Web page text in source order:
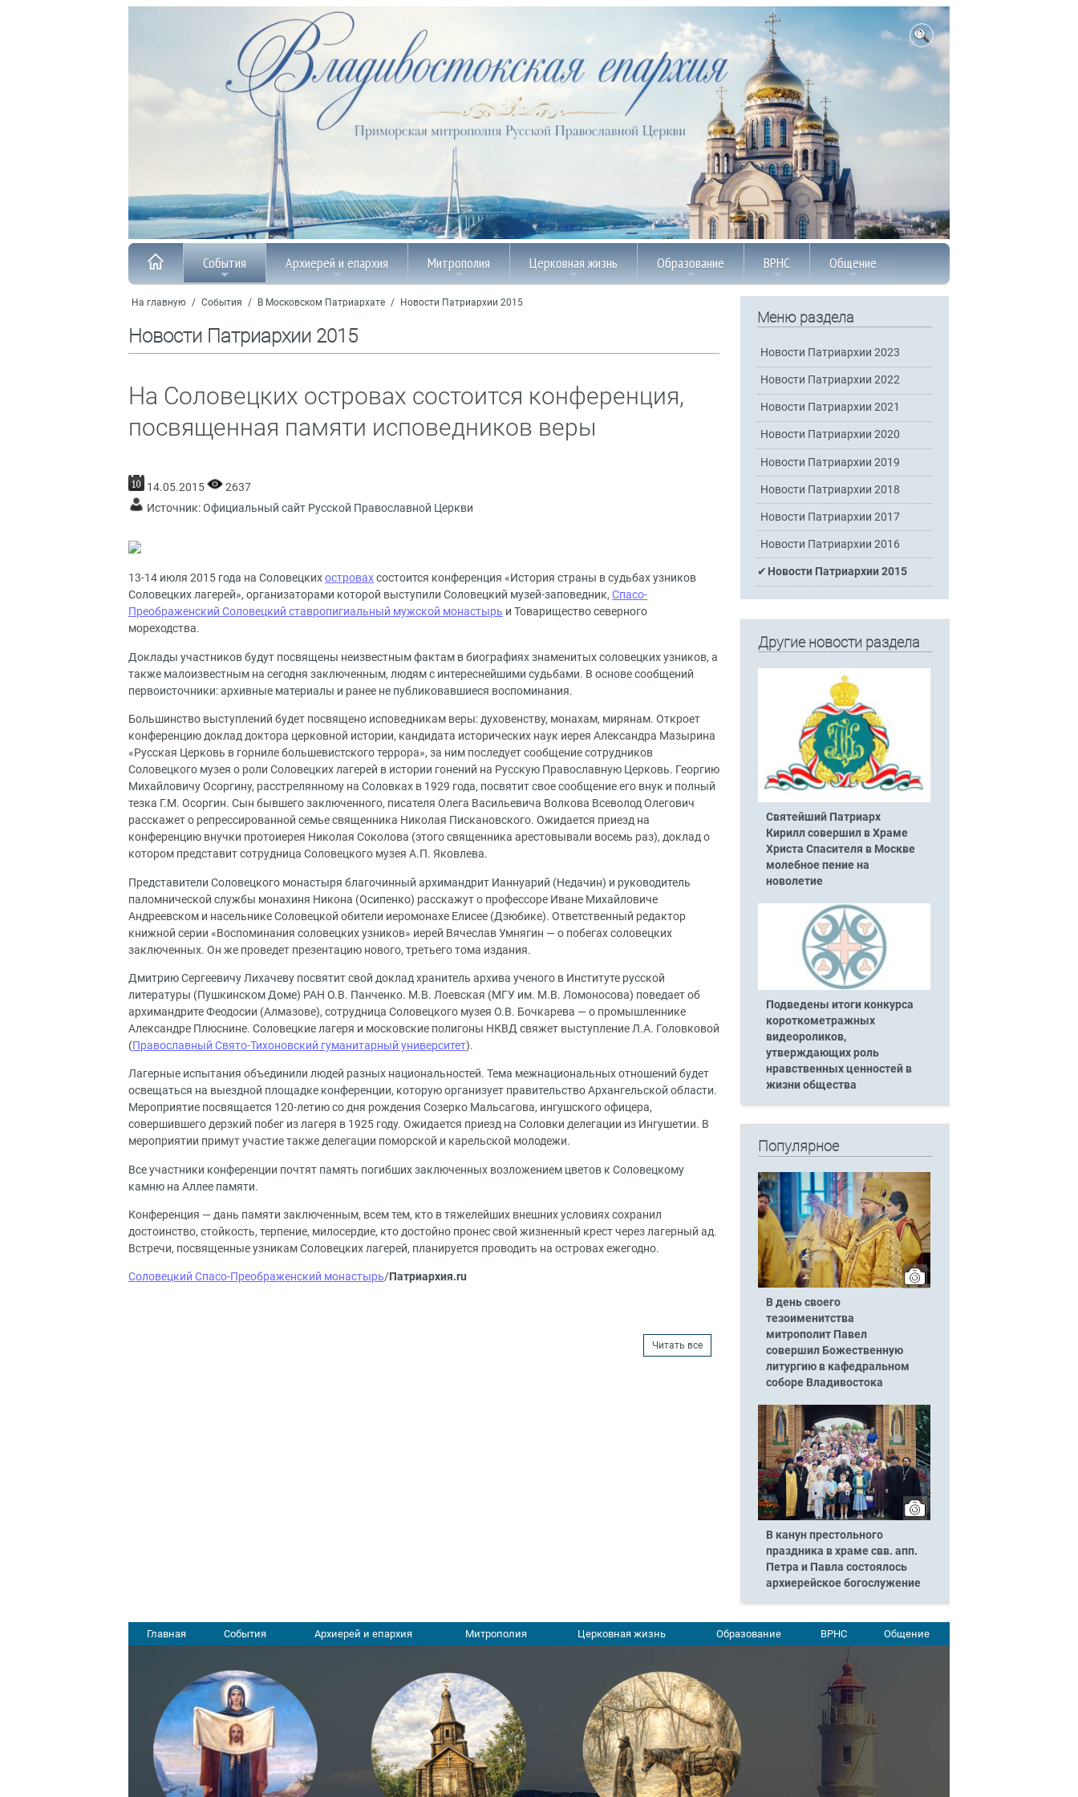
События Архиерей и епархия Митрополия Церковная жизнь Образование ВРНС Общение
На главную / События / В Московском Патриархате / Новости Патриархии 2015
Новости Патриархии 2015
На Соловецких островах состоится конференция,
посвященная памяти исповедников веры
14.05.2015
2637
Источник:Официальный сайт Русской Православной Церкви
13-14 июля 2015 года на Соловецкихостровахсостоится конференция «История страны в судьбах узников
Соловецких лагерей», организаторами которой выступили Соловецкий музей-заповедник, Спасо-
Преображенский Соловецкий ставропигиальный мужской монастырь и Товарищество северного
мореходства.
Доклады участников будут посвящены неизвестным фактам в биографиях знаменитых соловецких узников, а
также малоизвестным на сегодня заключенным, людям с интереснейшими судьбами. В основе сообщений
первоисточники: архивные материалы и ранее не публиковавшиеся воспоминания.
Большинство выступлений будет посвящено исповедникам веры: духовенству, монахам, мирянам. Откроет
конференцию доклад доктора церковной истории, кандидата исторических наук иерея Александра Мазырина
«Русская Церковь в горниле большевистского террора», за ним последует сообщение сотрудников
Соловецкого музея о роли Соловецких лагерей в истории гонений на Русскую Православную Церковь. Георгию
Михайловичу Осоргину, расстрелянному на Соловках в 1929 года, посвятит свое сообщение его внук и полный
тезка Г.М. Осоргин. Сын бывшего заключенного, писателя Олега Васильевича Волкова Всеволод Олегович
расскажет о репрессированной семье священника Николая Пискановского. Ожидается приезд на
конференцию внучки протоиерея Николая Соколова (этого священника арестовывали восемь раз), доклад о
котором представит сотрудница Соловецкого музея А.П. Яковлева.
Представители Соловецкого монастыря благочинный архимандрит Ианнуарий (Недачин) и руководитель
паломнической службы монахиня Никона (Осипенко) расскажут о профессоре Иване Михайловиче
Андреевском и насельнике Соловецкой обители иеромонахе Елисее (Дзюбике). Ответственный редактор
книжной серии «Воспоминания соловецких узников» иерей Вячеслав Умнягин — о побегах соловецких
заключенных. Он же проведет презентацию нового, третьего тома издания.
Дмитрию Сергеевичу Лихачеву посвятит свой доклад хранитель архива ученого в Институте русской
литературы (Пушкинском Доме) РАН О.В. Панченко. М.В. Лоевская (МГУ им. М.В. Ломоносова) поведает об
архимандрите Феодосии (Алмазове), сотрудница Соловецкого музея О.В. Бочкарева — о промышленнике
Александре Плюснине. Соловецкие лагеря и московские полигоны НКВД свяжет выступление Л.А. Головковой
(Православный Свято-Тихоновский гуманитарный университет).
Лагерные испытания объединили людей разных национальностей. Тема межнациональных отношений будет
освещаться на выездной площадке конференции, которую организует правительство Архангельской области.
Мероприятие посвящается 120-летию со дня рождения Созерко Мальсагова, ингушского офицера,
совершившего дерзкий побег из лагеря в 1925 году. Ожидается приезд на Соловки делегации из Ингушетии. В
мероприятии примут участие также делегации поморской и карельской молодежи.
Все участники конференции почтят память погибших заключенных возложением цветов к Соловецкому
камню на Аллее памяти.
Конференция — дань памяти заключенным, всем тем, кто в тяжелейших внешних условиях сохранил
достоинство, стойкость, терпение, милосердие, кто достойно пронес свой жизненный крест через лагерный ад.
Встречи, посвященные узникам Соловецких лагерей, планируется проводить на островах ежегодно.
Соловецкий Спасо-Преображенский монастырь/Патриархия.ru
Читать все
Меню раздела
Новости Патриархии 2023
Новости Патриархии 2022
Новости Патриархии 2021
Новости Патриархии 2020
Новости Патриархии 2019
Новости Патриархии 2018
Новости Патриархии 2017
Новости Патриархии 2016
Новости Патриархии 2015
Другие новости раздела
Святейший Патриарх
Кирилл совершил в Храме
Христа Спасителя в Москве
молебное пение на
новолетие
Подведены итоги конкурса
короткометражных
видеороликов,
утверждающих роль
нравственных ценностей в
жизни общества
Популярное
В день своего
тезоименитства
митрополит Павел
совершил Божественную
литургию в кафедральном
соборе Владивостока
В канун престольного
праздника в храме свв. апп.
Петра и Павла состоялось
архиерейское богослужение
Главная События Архиерей и епархия Митрополия Церковная жизнь Образование ВРНС Общение